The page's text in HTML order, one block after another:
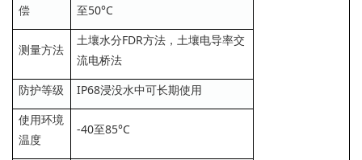
偿 至50°C
测量方法
土壤水分FDR方法，土壤电导率交
流电桥法
防护等级
IP68浸没水中可长期使用
使用环境
温度
-40至85°C